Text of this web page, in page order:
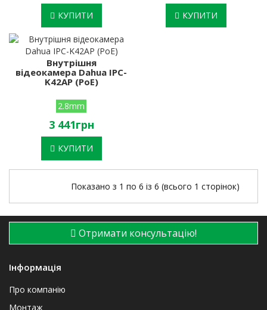
КУПИТИ КУПИТИ
Внутрішня
відеокамера Dahua IPC-
K42AP (PoE)
2.8mm
3 441грн
КУПИТИ
Показано з 1 по 6 із 6 (всього 1 сторінок)
Отримати консультацію!
Інформація
Про компанію
Монтаж